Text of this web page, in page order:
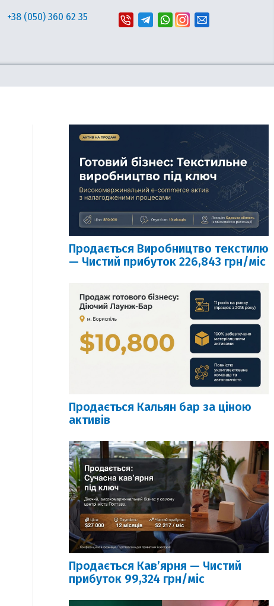
+38 (050) 360 62 35
Продається Виробництво текстилю
— Чистий прибуток 226,843 грн/міс
Продається Кальян бар за ціною
активів
Продається Кавʼярня — Чистий
прибуток 99,324 грн/міс